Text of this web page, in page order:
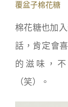
覆盆子棉花糖
棉花糖也加
話，肯定會
的滋味，
（笑）。